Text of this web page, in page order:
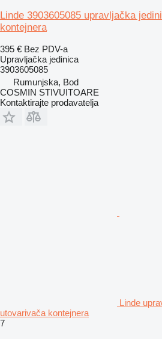
Linde 3903605085 upravljačka
kontejnera
395 € Bez PDV-a
Upravljačka jedinica
3903605085
Rumunjska, Bod
COSMIN STIVUITOARE
Kontaktirajte prodavatelja
Linde
utovarivača kontejnera
7